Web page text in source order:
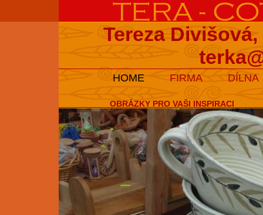
Tereza
HOME FIRMA DÍLNA
OBRÁZKY PRO VAŠI INSPIRACI